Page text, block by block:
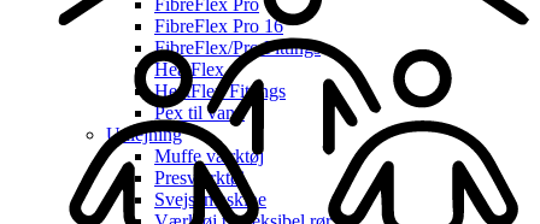
FibreFlex Pro 16
FibreFlex/Pro Fittings
HeatFlex
HeatFlex Fittings
Pex til vand
Udlejning
Muffe værktøj
Presværktøj
Svejsemaskine